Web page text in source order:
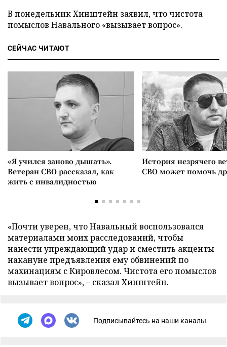
В понедельник Хинштейн заявил, что чистота
помыслов Навального «вызывает вопрос».
СЕЙЧАС ЧИТАЮТ
«Я учился заново дышать».
Ветеран СВО рассказал, как
жить с инвалидностью
История незрячего
СВО может помочь
«Почти уверен, что Навальный воспользовался
материалами моих расследований, чтобы
нанести упреждающий удар и сместить акценты
накануне предъявления ему обвинений по
махинациям с Кировлесом. Чистота его помыслов
вызывает вопрос», – сказал Хинштейн.
Подписывайтесь на наши каналы